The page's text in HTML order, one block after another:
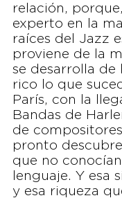
relación,
experto en la
raíces del Jazz
proviene de la
se desarrolla de
rico lo que
París, con la
Bandas de
de
pronto
que no
lenguaje. Y esa
y esa riqueza